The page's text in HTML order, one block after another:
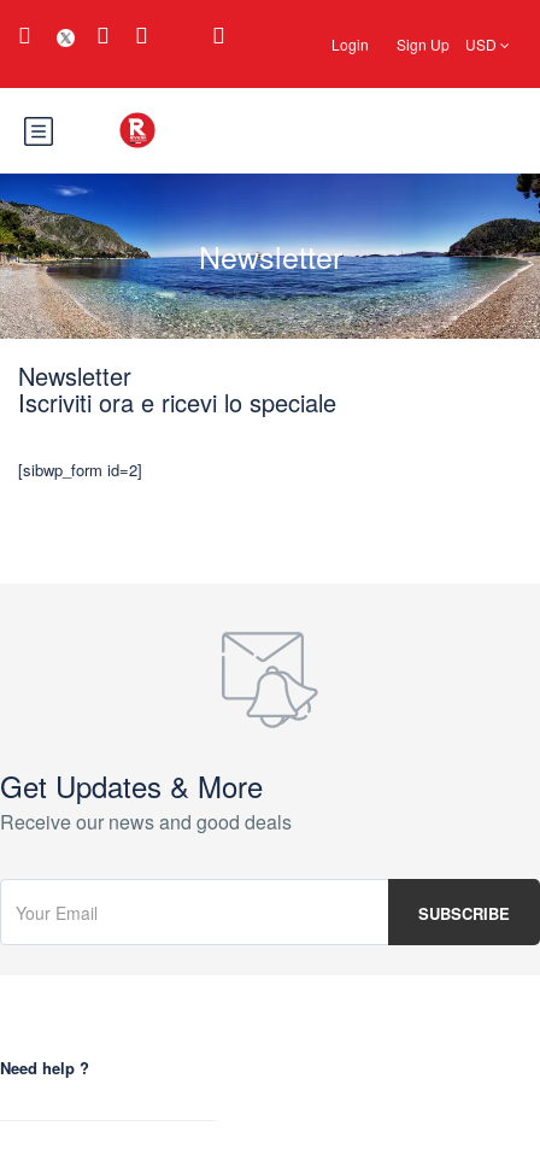
Login Sign Up USD
Newsletter
Newsletter
Iscriviti ora e ricevi lo speciale
[sibwp_form id=2]
Get Updates & More
Receive our news and good deals
Need help ?